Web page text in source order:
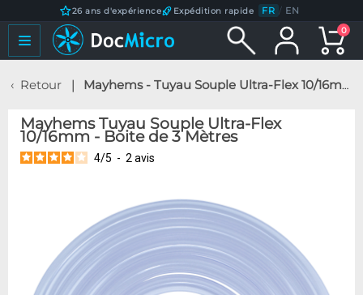
26 ans d'expérience Expédition rapide FR / EN
0
Retour Mayhems - Tuyau Souple Ultra-Flex 10/16mm - Boite de 3 Mètres
Mayhems Tuyau Souple Ultra-Flex
10/16mm - Boite de 3 Mètres
4/5 - 2 avis